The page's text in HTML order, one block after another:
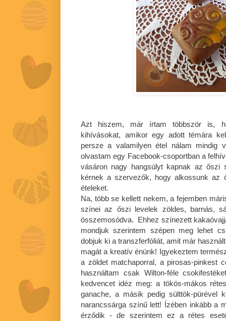
Azt hiszem, már írtam többször is,
kihívásokat, amikor egy adott témára
persze a valamilyen étel nálam mindig
olvastam egy Facebook-csoportban a
vásáron nagy hangsúlyt kapnak az őszi
kérnek a szervezők, hogy alkossunk az
ételeket.
Na, több se kellett nekem, a fejemben
színei az őszi levelek zöldes, barnás,
összemosódva. Ehhez színezett
mondjuk szerintem szépen meg lehet
dobjuk ki a transzferfóliát, amit már
magát a kreatív énünk! Igyekeztem
a zöldet matchaporral, a pirosas-pinkest
használtam csak Wilton-féle
kedvencet idéz meg: a tökös-mákos
ganache, a másik pedig sülttök-pürével
narancssárga színű lett! Ízében inkább a
érződik - de szerintem ez a rétes